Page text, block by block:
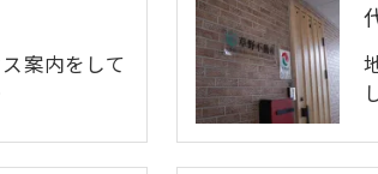
案内をして